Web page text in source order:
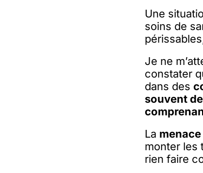
Une
soins de
Je ne
constater
dans des
souvent
La
monter les
rien faire